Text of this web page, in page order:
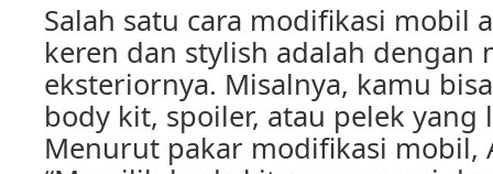
Salah satu cara modifikasi mobil
keren dan stylish adalah dengan
eksteriornya. Misalnya, kamu
body kit, spoiler, atau pelek
Menurut pakar modifikasi mobil,